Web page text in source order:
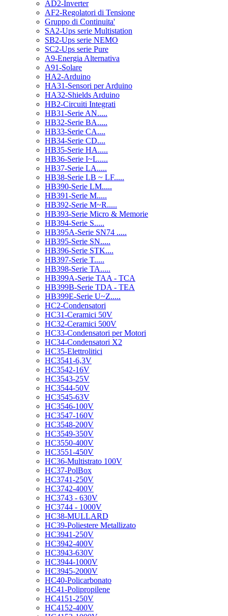
AD2-Inverter
AF2-Regolatori di Tensione
Gruppo di Continuita'
SA2-Ups serie Multistation
SB2-Ups serie NEMO
SC2-Ups serie Pure
A9-Energia Alternativa
A91-Solare
HA2-Arduino
HA31-Sensori per Arduino
HA32-Shields Arduino
HB2-Circuiti Integrati
HB31-Serie AN.....
HB32-Serie BA.....
HB33-Serie CA....
HB34-Serie CD....
HB35-Serie HA.....
HB36-Serie I~L.....
HB37-Serie LA.....
HB38-Serie LB ~ LF.....
HB390-Serie LM.....
HB391-Serie M.....
HB392-Serie M~R.....
HB393-Serie Micro & Memorie
HB394-Serie S.....
HB395A-Serie SN74 .....
HB395-Serie SN.....
HB396-Serie STK....
HB397-Serie T.....
HB398-Serie TA.....
HB399A-Serie TAA - TCA
HB399B-Serie TDA - TEA
HB399E-Serie U~Z.....
HC2-Condensatori
HC31-Ceramici 50V
HC32-Ceramici 500V
HC33-Condensatori per Motori
HC34-Condensatori X2
HC35-Elettrolitici
HC3541-6,3V
HC3542-16V
HC3543-25V
HC3544-50V
HC3545-63V
HC3546-100V
HC3547-160V
HC3548-200V
HC3549-350V
HC3550-400V
HC3551-450V
HC36-Multistrato 100V
HC37-PolBox
HC3741-250V
HC3742-400V
HC3743 - 630V
HC3744 - 1000V
HC38-MULLARD
HC39-Poliestere Metallizato
HC3941-250V
HC3942-400V
HC3943-630V
HC3944-1000V
HC3945-2000V
HC40-Policarbonato
HC41-Polipropilene
HC4151-250V
HC4152-400V